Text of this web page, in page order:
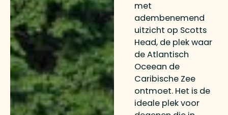
met
adembenemend
uitzicht op Scotts
Head, de plek waar
de Atlantisch
Oceean de
Caribische Zee
ontmoet. Het is de
ideale plek voor